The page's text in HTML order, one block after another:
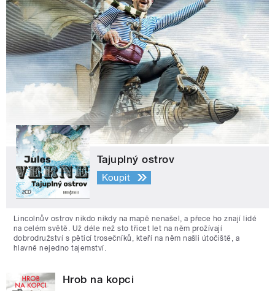
Tajuplný ostrov
Koupit
Lincolnův ostrov nikdo nikdy na mapě nenašel, a přece ho znají lidé
na celém světě. Už déle než sto třicet let na něm prožívají
dobrodružství s pěticí trosečníků, kteří na něm našli útočiště, a
hlavně nejedno tajemství.
Hrob na kopci